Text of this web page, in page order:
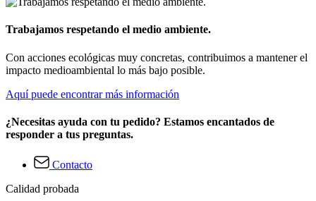
Trabajamos respetando el medio ambiente.
Con acciones ecológicas muy concretas, contribuimos a mantener el
impacto medioambiental lo más bajo posible.
Aquí puede encontrar más información
¿Necesitas ayuda con tu pedido? Estamos encantados de
responder a tus preguntas.
Contacto
Calidad probada